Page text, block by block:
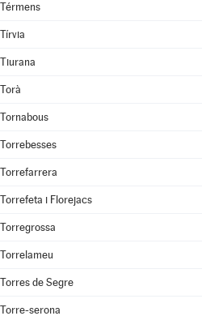
Térmens
Tírvia
Tiurana
Torà
Tornabous
Torrebesses
Torrefarrera
Torrefeta i Florejacs
Torregrossa
Torrelameu
Torres de Segre
Torre-serona